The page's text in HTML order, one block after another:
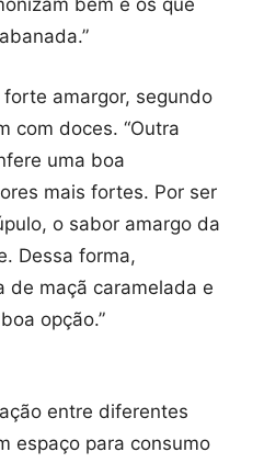
bem e os que
amargor, segundo
com doces. “Outra
uma boa
mais fortes. Por ser
o sabor amargo da
Dessa forma,
de maçã caramelada e
opção.”
entre diferentes
espaço para consumo